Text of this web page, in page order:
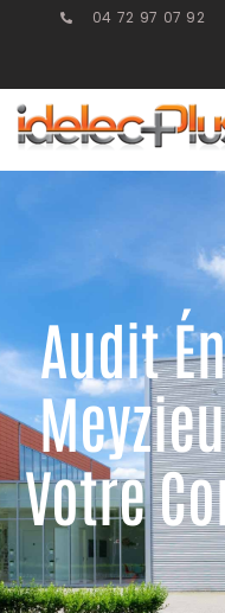
04 72 97 07 92
Audit
Votre